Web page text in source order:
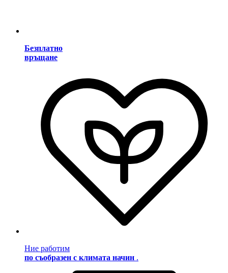
Безплатно
връщане
Ние работим
по съобразен с климата начин .